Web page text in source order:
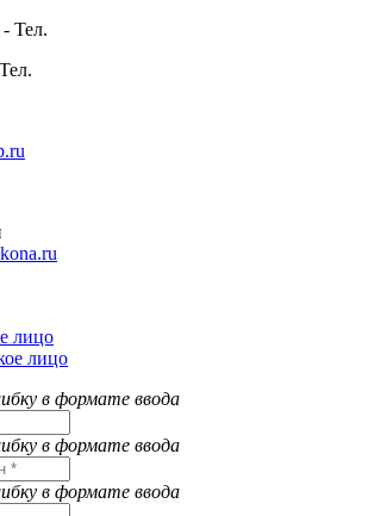
Тел.
лицо
лицо
в формате ввода
в формате ввода
в формате ввода